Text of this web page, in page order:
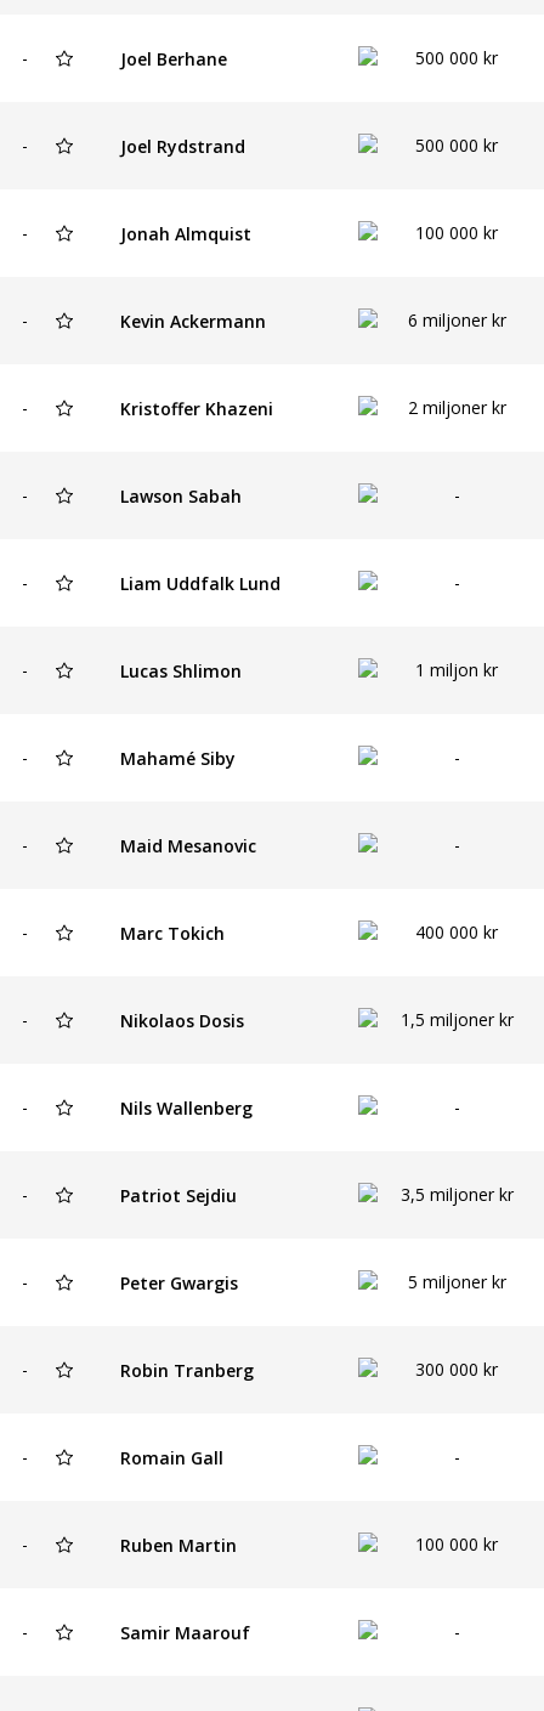
- Joel Berhane 500 000 kr
- Joel Rydstrand 500 000 kr
- Jonah Almquist 100 000 kr
- Kevin Ackermann 6 miljoner kr
- Kristoffer Khazeni 2 miljoner kr
- Lawson Sabah -
- Liam Uddfalk Lund -
- Lucas Shlimon 1 miljon kr
- Mahamé Siby -
- Maid Mesanovic -
- Marc Tokich 400 000 kr
- Nikolaos Dosis 1,5 miljoner kr
- Nils Wallenberg -
- Patriot Sejdiu 3,5 miljoner kr
- Peter Gwargis 5 miljoner kr
- Robin Tranberg 300 000 kr
- Romain Gall -
- Ruben Martin 100 000 kr
- Samir Maarouf -